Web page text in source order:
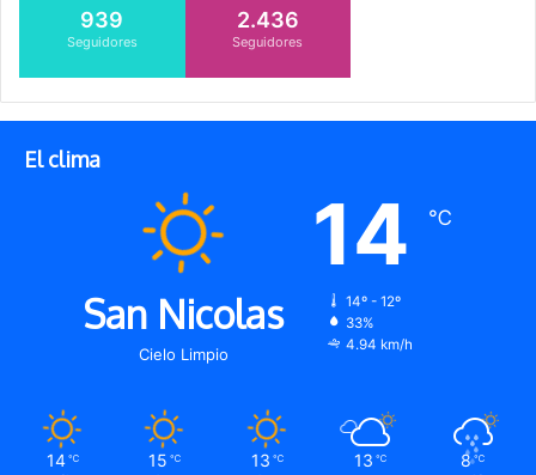
939
Seguidores
2.436
Seguidores
El clima
San Nicolas
Cielo Limpio
14 ℃
14º - 12º
33%
4.94 km/h
14 ℃ 15 ℃ 13 ℃ 13 ℃ 8 ℃